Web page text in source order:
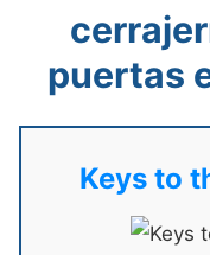
puertas
Keys to